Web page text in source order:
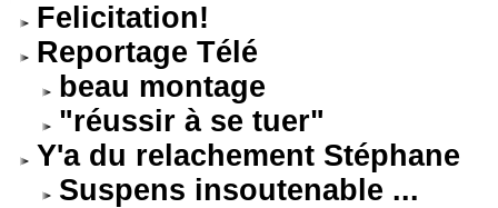
Felicitation!
Reportage Télé
beau montage
"réussir à se tuer"
Y'a du relachement Stéphane
Suspens insoutenable ...